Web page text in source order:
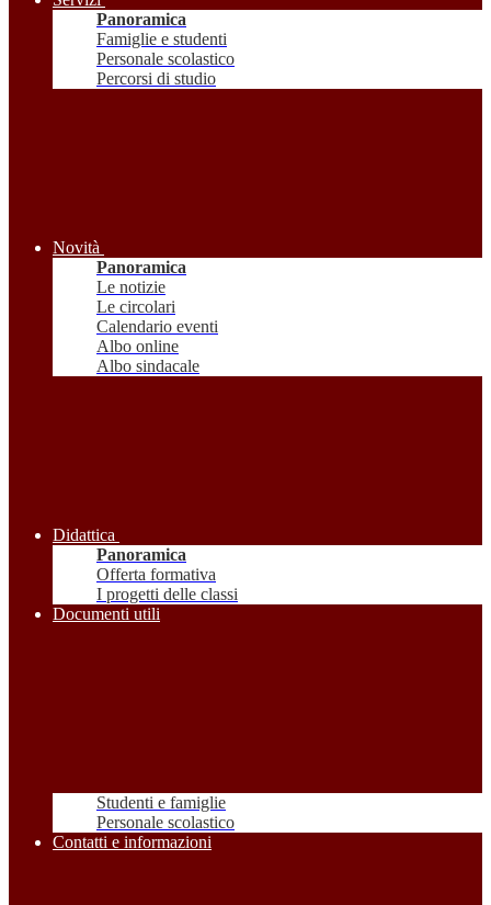
Panoramica
Famiglie e studenti
Personale scolastico
Percorsi di studio
Novità
Panoramica
Le notizie
Le circolari
Calendario eventi
Albo online
Albo sindacale
Didattica
Panoramica
Offerta formativa
I progetti delle classi
Documenti utili
Studenti e famiglie
Personale scolastico
Contatti e informazioni